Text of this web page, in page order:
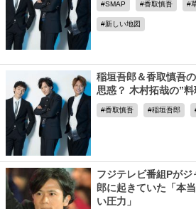
SMAP 香取慎吾
新しい地図
稲垣吾郎＆香取慎吾
思惑？ 木村拓哉の”
香取慎吾 稲垣吾郎
フジテレビ番組Pが
郎に起きていた「本
い圧力」